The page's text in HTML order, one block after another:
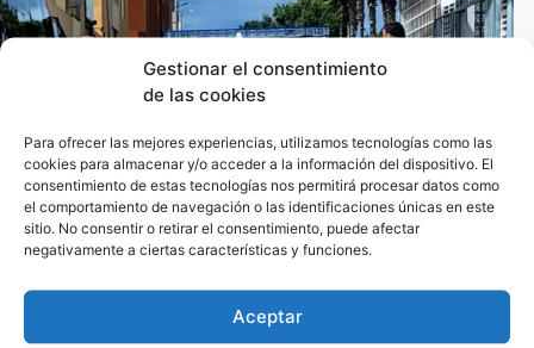
Gestionar el consentimiento
de las cookies
Para ofrecer las mejores experiencias, utilizamos tecnologías como las
cookies para almacenar y/o acceder a la información del dispositivo. El
consentimiento de estas tecnologías nos permitirá procesar datos como
el comportamiento de navegación o las identificaciones únicas en este
sitio. No consentir o retirar el consentimiento, puede afectar
negativamente a ciertas características y funciones.
Aceptar
ponen en riesgo la vida de los demás»
1 de mayo de 2024